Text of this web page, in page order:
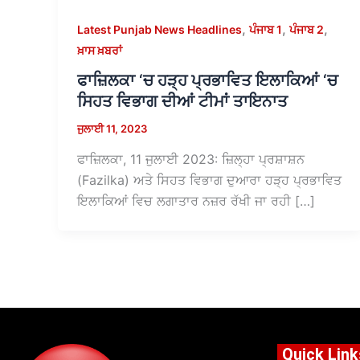
Latest Punjab News Headlines,ਪੰਜਾਬ 1,ਪੰਜਾਬ 2,
ਖ਼ਾਸ ਖ਼ਬਰਾਂ
ਫਾਜ਼ਿਲਕਾ ‘ਚ ਹੜ੍ਹ ਪ੍ਰਭਾਵਿਤ ਇਲਾਕਿਆਂ ‘ਚ
ਸਿਹਤ ਵਿਭਾਗ ਦੀਆਂ ਟੀਮਾਂ ਤਾਇਨਾਤ
ਜੁਲਾਈ 11, 2023
ਫਾਜ਼ਿਲਕਾ, 11 ਜੁਲਾਈ 2023: ਜ਼ਿਲ੍ਹਾ ਪ੍ਰਸ਼ਾਸ਼ਨ
(Fazilka) ਅਤੇ ਸਿਹਤ ਵਿਭਾਗ ਦੁਆਰਾ ਹੜ੍ਹ ਪ੍ਰਭਾਵਿਤ
ਇਲਾਕਿਆਂ ਵਿਚ ਲਗਾਤਾਰ ਨਜ਼ਰ ਰੱਖੀ ਜਾ ਰਹੀ […]
Quick